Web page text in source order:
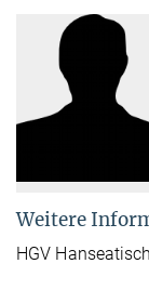
Weitere
HGV